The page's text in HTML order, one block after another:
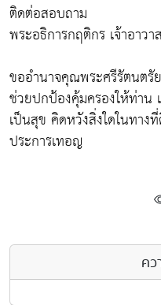
ติดต่อสอบถาม
พระอธิการกฤติกร เจ้าอาว
ขออำนาจคุณพระศรีรัตนต
ช่วยปกป้องคุ้มครองให้ท่าน
เป็นสุข คิดหวังสิ่งใดในทาง
ประการเทอญ
คว